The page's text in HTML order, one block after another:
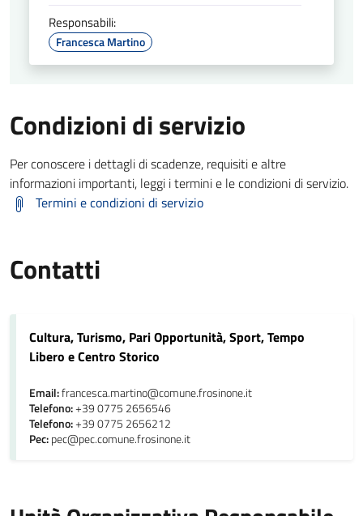
Responsabili:
Francesca Martino
Condizioni di servizio
Per conoscere i dettagli di scadenze, requisiti e altre
informazioni importanti, leggi i termini e le condizioni di servizio.
Termini e condizioni di servizio
Contatti
Cultura, Turismo, Pari Opportunità, Sport, Tempo
Libero e Centro Storico
Email:francesca.martino@comune.frosinone.it
Telefono:+39 0775 2656546
Telefono:+39 0775 2656212
Pec:pec@pec.comune.frosinone.it